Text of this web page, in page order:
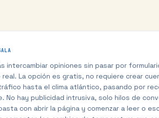
intercambiar opiniones sin pasar por
real. La opción es gratis, no requiere crear
hasta el clima atlántico, pasando por
No hay publicidad intrusiva, solo hilos de
con abrir la página y comenzar a leer o